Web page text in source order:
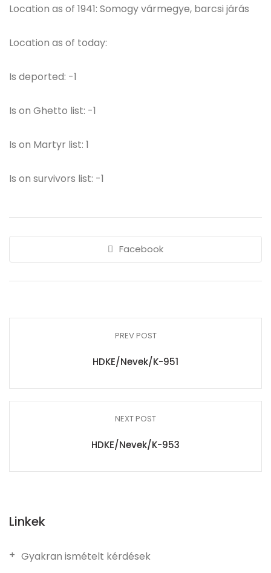
Location as of 1941: Somogy vármegye, barcsi járás
Location as of today:
Is deported: -1
Is on Ghetto list: -1
Is on Martyr list: 1
Is on survivors list: -1
Facebook
PREV POST
HDKE/Nevek/K-951
NEXT POST
HDKE/Nevek/K-953
Linkek
Gyakran ismételt kérdések